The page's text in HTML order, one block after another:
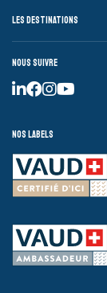
Les destinations
Nous suivre
Nos labels